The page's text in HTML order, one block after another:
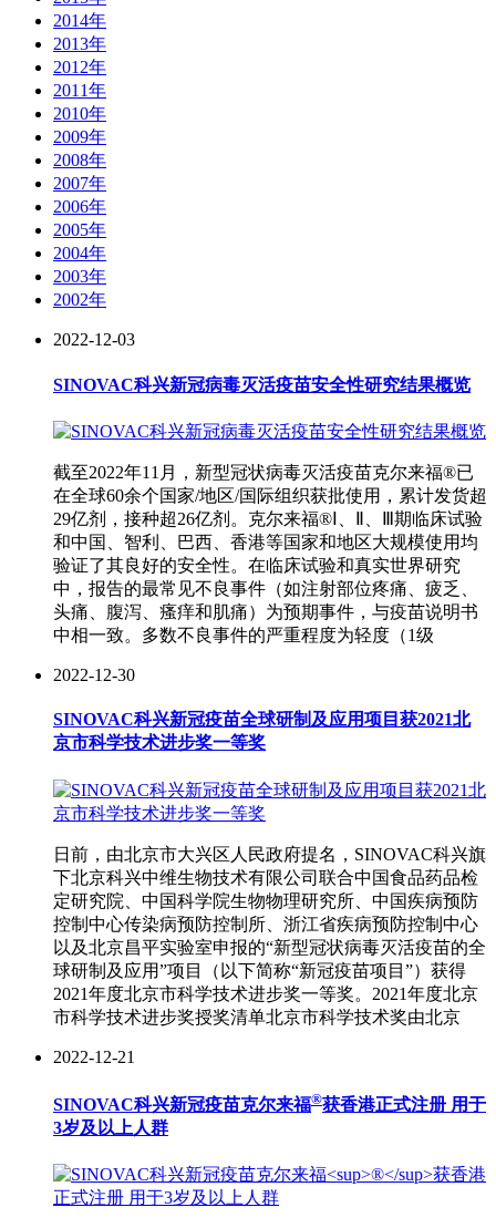
2014年
2013年
2012年
2011年
2010年
2009年
2008年
2007年
2006年
2005年
2004年
2003年
2002年
2022-12-03
SINOVAC科兴新冠病毒灭活疫苗安全性研究结果概览
截至2022年11月，新型冠状病毒灭活疫苗克尔来福®已
在全球60余个国家/地区/国际组织获批使用，累计发货超
29亿剂，接种超26亿剂。克尔来福®Ⅰ、Ⅱ、Ⅲ期临床试验
和中国、智利、巴西、香港等国家和地区大规模使用均
验证了其良好的安全性。在临床试验和真实世界研究
中，报告的最常见不良事件（如注射部位疼痛、疲乏、
头痛、腹泻、瘙痒和肌痛）为预期事件，与疫苗说明书
中相一致。多数不良事件的严重程度为轻度（1级
2022-12-30
SINOVAC科兴新冠疫苗全球研制及应用项目获2021北
京市科学技术进步奖一等奖
日前，由北京市大兴区人民政府提名，SINOVAC科兴旗
下北京科兴中维生物技术有限公司联合中国食品药品检
定研究院、中国科学院生物物理研究所、中国疾病预防
控制中心传染病预防控制所、浙江省疾病预防控制中心
以及北京昌平实验室申报的“新型冠状病毒灭活疫苗的全
球研制及应用”项目（以下简称“新冠疫苗项目”）获得
2021年度北京市科学技术进步奖一等奖。2021年度北京
市科学技术进步奖授奖清单北京市科学技术奖由北京
2022-12-21
SINOVAC科兴新冠疫苗克尔来福®获香港正式注册 用于
3岁及以上人群